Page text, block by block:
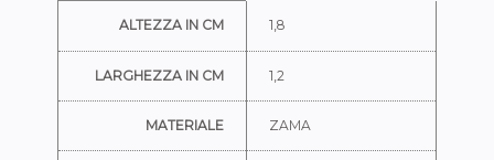
ALTEZZA IN CM 1,8
LARGHEZZA IN CM 1,2
MATERIALE ZAMA